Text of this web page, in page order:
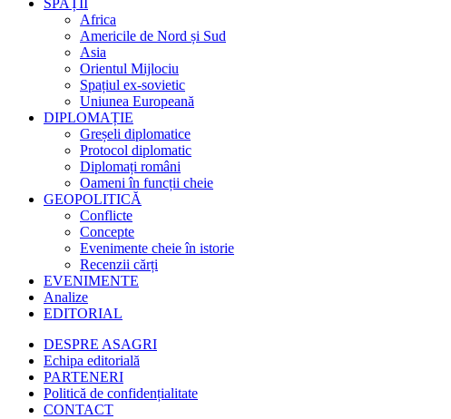
SPAȚII
Africa
Americile de Nord și Sud
Asia
Orientul Mijlociu
Spațiul ex-sovietic
Uniunea Europeană
DIPLOMAȚIE
Greșeli diplomatice
Protocol diplomatic
Diplomați români
Oameni în funcții cheie
GEOPOLITICĂ
Conflicte
Concepte
Evenimente cheie în istorie
Recenzii cărți
EVENIMENTE
Analize
EDITORIAL
DESPRE ASAGRI
Echipa editorială
PARTENERI
Politică de confidențialitate
CONTACT